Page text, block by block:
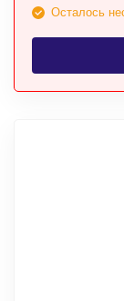
Осталось